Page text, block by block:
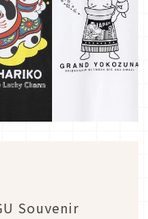
Souvenir